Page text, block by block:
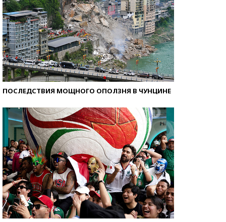
ПОСЛЕДСТВИЯ МОЩНОГО ОПОЛЗНЯ В ЧУНЦИНЕ